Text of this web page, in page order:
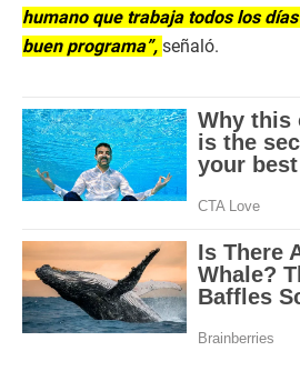
humano que trabaja todos los
buen programa”, señaló.